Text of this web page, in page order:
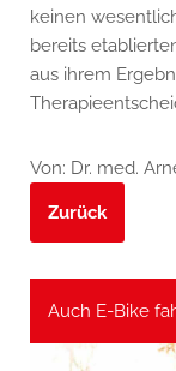
keinen
bereits
aus ihrem
Von: Dr. med.
Zurück
Auch E-Bike